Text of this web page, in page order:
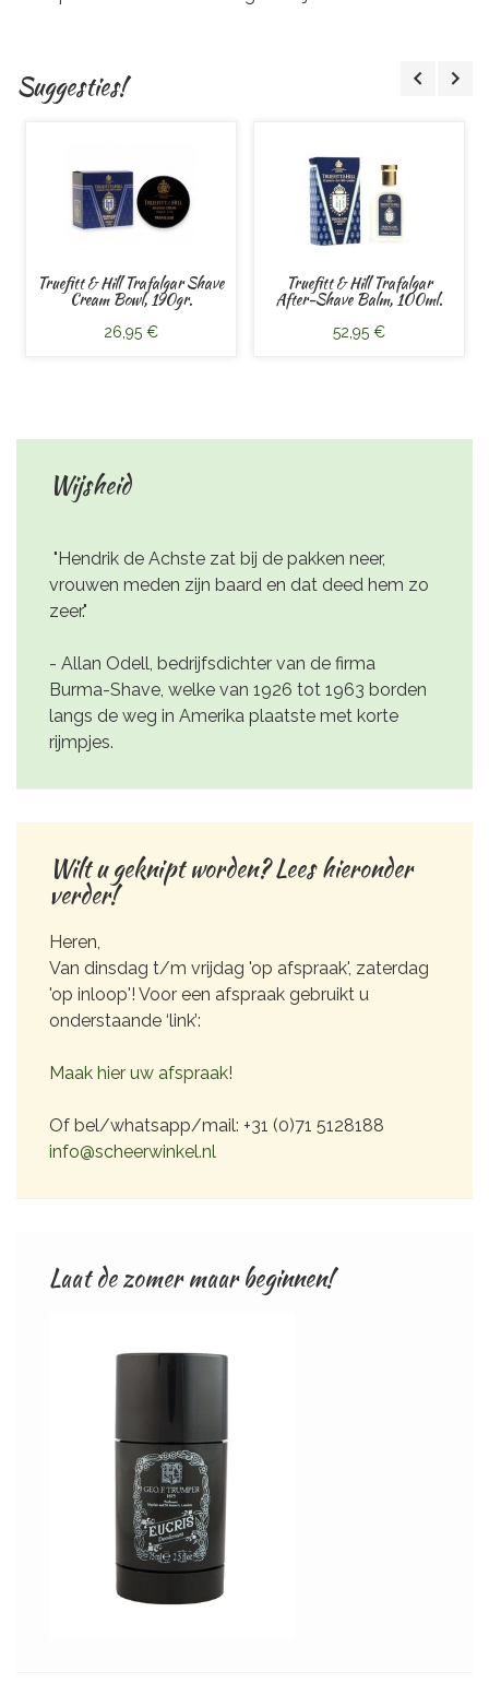
Suggesties!
Truefitt & Hill Trafalgar Shave
Cream Bowl, 190gr.
26,95 €
Truefitt & Hill Trafalgar
After-Shave Balm, 100ml.
52,95 €
Wijsheid
"Hendrik de Achste zat bij de pakken neer,
vrouwen meden zijn baard en dat deed hem zo
zeer."
- Allan Odell, bedrijfsdichter van de firma
Burma-Shave, welke van 1926 tot 1963 borden
langs de weg in Amerika plaatste met korte
rijmpjes.
Wilt u geknipt worden? Lees hieronder
verder!
Heren,
Van dinsdag t/m vrijdag 'op afspraak', zaterdag
'op inloop'! Voor een afspraak gebruikt u
onderstaande ‘link’:
Maak hier uw afspraak!
Of bel/whatsapp/mail: +31 (0)71 5128188
info@scheerwinkel.nl
Laat de zomer maar beginnen!